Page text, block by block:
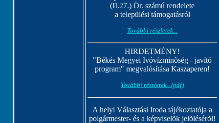
(II.27.) Ör. számú rendelete
a települési támogatásról
További részletek...
HIRDETMÉNY!
"Békés Megyei Ivóvízminõség - javító
program" megvalósítása Kaszaperen!
További részletek...(pdf)
A helyi Választási Iroda tájékoztatója a
polgármester- és a képviselõk jelõlésérõl!